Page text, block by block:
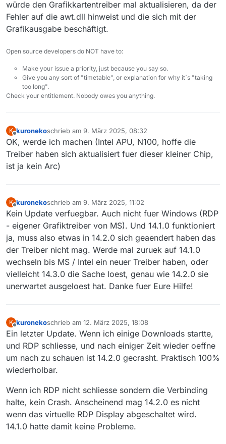
würde den Grafikkartentreiber mal aktualisieren, da der
Fehler auf die awt.dll hinweist und die sich mit der
Grafikausgabe beschäftigt.
Open source developers do NOT have to:
Make your issue a priority, just because you say so.
Give you any sort of "timetable", or explanation for why it´s "taking
too long".
Check your entitlement. Nobody owes you anything.
K
Offline
kuronekoschrieb am 9. März 2025, 08:32
zuletzt editiert von
OK, werde ich machen (Intel APU, N100, hoffe die
Treiber haben sich aktualisiert fuer dieser kleiner Chip,
ist ja kein Arc)
K
Offline
kuronekoschrieb am 9. März 2025, 11:02
zuletzt editiert von
Kein Update verfuegbar. Auch nicht fuer Windows (RDP
- eigener Grafiktreiber von MS). Und 14.1.0 funktioniert
ja, muss also etwas in 14.2.0 sich geaendert haben das
der Treiber nicht mag. Werde mal zuruek auf 14.1.0
wechseln bis MS / Intel ein neuer Treiber haben, oder
vielleicht 14.3.0 die Sache loest, genau wie 14.2.0 sie
unerwartet ausgeloest hat. Danke fuer Eure Hilfe!
K
Offline
kuronekoschrieb am 12. März 2025, 18:08
zuletzt editiert von
Ein letzter Update. Wenn ich einige Downloads startte,
und RDP schliesse, und nach einiger Zeit wieder oeffne
um nach zu schauen ist 14.2.0 gecrasht. Praktisch 100%
wiederholbar.
Wenn ich RDP nicht schliesse sondern die Verbinding
halte, kein Crash. Anscheinend mag 14.2.0 es nicht
wenn das virtuelle RDP Display abgeschaltet wird.
14.1.0 hatte damit keine Probleme.